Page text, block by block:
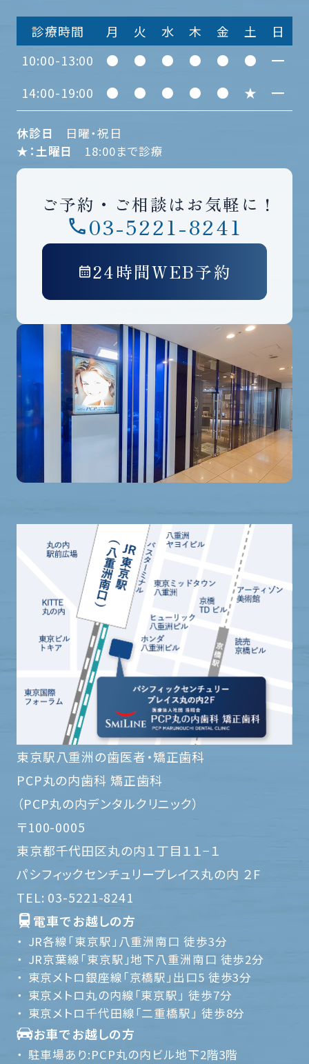
診療時間 月 火 水 木 金 土
日
10:00-13:00
● ● ● ● ● ●
━
14:00-19:00
● ● ● ● ● ★ ━
休診日
日曜・祝日
★：土曜日
18:00まで診療
ご予約・ご相談はお気軽に！
03-5221-8241
24時間WEB予約
東京駅八重洲の歯医者・矯正歯科
PCP丸の内歯科 矯正歯科
（PCP丸の内デンタルクリニック）
〒100-0005
東京都千代田区丸の内１丁目１１−１
パシフィックセンチュリープレイス丸の内 ２F
TEL: 03-5221-8241
電車でお越しの方
JR各線「東京駅」八重洲南口 徒歩3分
JR京葉線「東京駅」地下八重洲南口 徒歩2分
東京メトロ銀座線「京橋駅」出口5 徒歩3分
東京メトロ丸の内線「東京駅」 徒歩7分
東京メトロ千代田線「二重橋駅」 徒歩8分
お車でお越しの方
駐車場あり:PCP丸の内ビル地下2階3階